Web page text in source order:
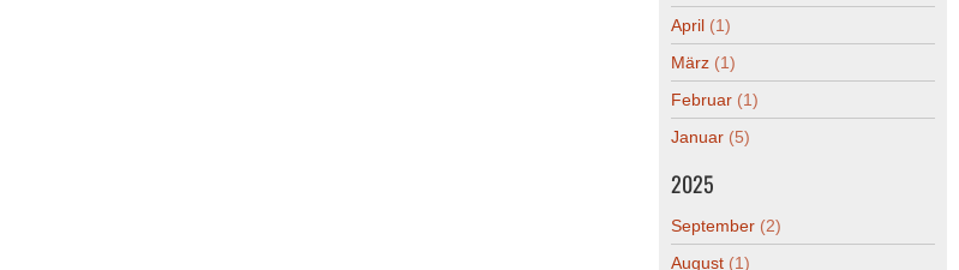
April (1)
März (1)
Februar (1)
Januar (5)
2025
September (2)
August (1)